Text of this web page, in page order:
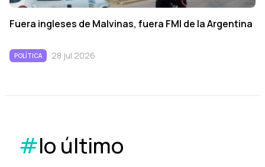
Fuera ingleses de Malvinas, fuera FMI de la Argentina
POLÍTICA 28 jul 2026
#lo último